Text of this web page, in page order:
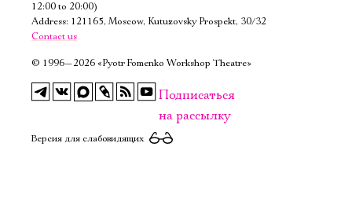
12:00 to 20:00)
Address: 121165, Moscow, Kutuzovsky Prospekt, 30/32
Contact us
© 1996—2026 «Pyotr Fomenko Workshop Theatre»
Подписаться
на рассылку
Версия для слабовидящих
Ознакомиться